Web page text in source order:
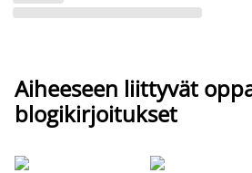
Aiheeseen liittyvät
blogikirjoitukset